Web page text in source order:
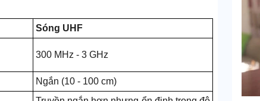
Sóng UHF
300 MHz - 3 GHz
Ngắn (10 - 100 cm)